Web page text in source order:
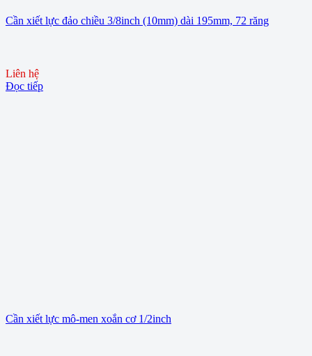
Cần xiết lực đảo chiều 3/8inch (10mm) dài 195mm, 72 răng
Liên hệ
Đọc tiếp
Cần xiết lực mô-men xoắn cơ 1/2inch